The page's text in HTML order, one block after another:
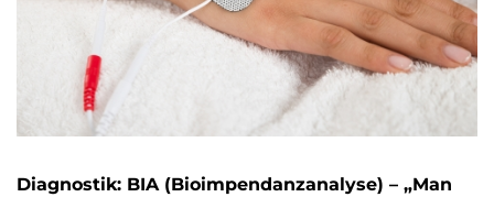
Diagnostik: BIA (Bioimpendanzanalyse) – „Man